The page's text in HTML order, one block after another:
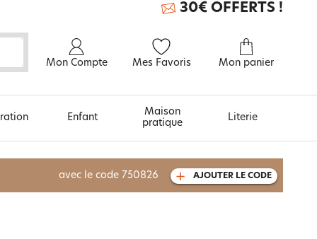
Mon Compte Mes Favoris Mon panier
30€ OFFERTS !
À découvrir aussi
Enfant
Maison
pratique
Literie
avec le code 750826 AJOUTER LE CODE